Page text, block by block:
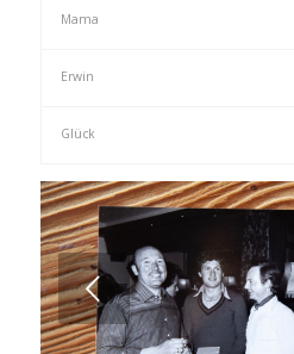
Mama
Erwin
Glück
Weiter